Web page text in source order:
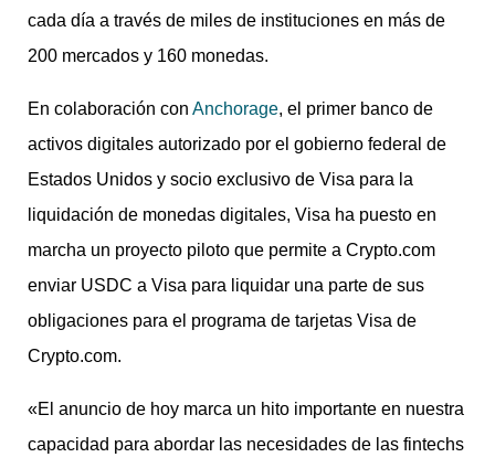
cada día a través de miles de instituciones en más de
200 mercados y 160 monedas.
En colaboración con Anchorage, el primer banco de
activos digitales autorizado por el gobierno federal de
Estados Unidos y socio exclusivo de Visa para la
liquidación de monedas digitales, Visa ha puesto en
marcha un proyecto piloto que permite a Crypto.com
enviar USDC a Visa para liquidar una parte de sus
obligaciones para el programa de tarjetas Visa de
Crypto.com.
«El anuncio de hoy marca un hito importante en nuestra
capacidad para abordar las necesidades de las fintechs